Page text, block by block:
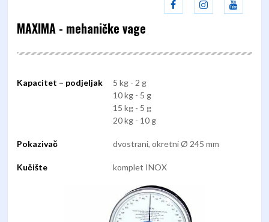
MAXIMA - mehaničke vage
Kapacitet – podjeljak
5 kg - 2 g
10 kg - 5 g
15 kg - 5 g
20 kg - 10 g
Pokazivač dvostrani, okretni Ø 245 mm
Kučište komplet INOX